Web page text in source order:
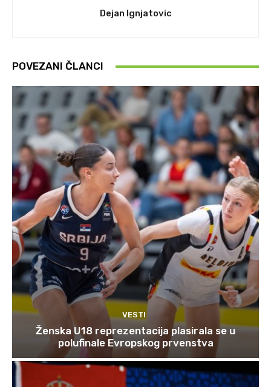
Dejan Ignjatovic
POVEZANI ČLANCI
VESTI
Ženska U18 reprezentacija plasirala se u
polufinale Evropskog prvenstva